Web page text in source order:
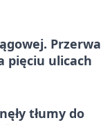
Przerwa
pięciu ulicach
tłumy do